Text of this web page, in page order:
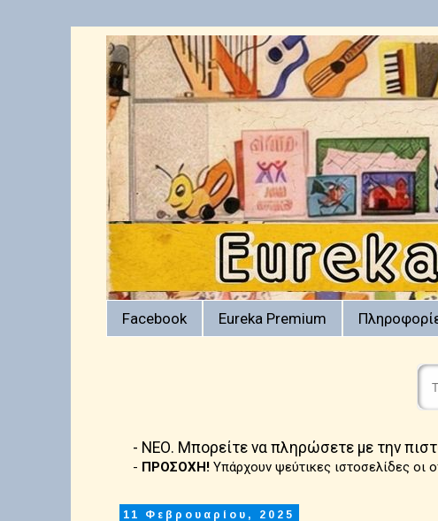
Facebook Eureka Premium
- ΝΕΟ. Μπορείτε να πληρώσετε με την
- ΠΡΟΣΟΧΗ! Υπάρχουν ψεύτικες ιστοσελίδες οι
11 Φεβρουαρίου, 2025